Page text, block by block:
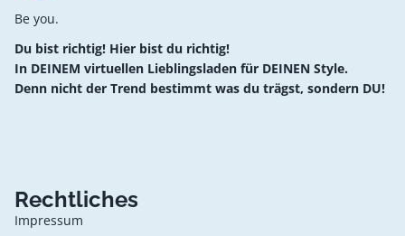
Be you.
Du bist richtig! Hier bist du richtig!
In DEINEM virtuellen Lieblingsladen für DEINEN Style.
Denn nicht der Trend bestimmt was du trägst, sondern DU!
Rechtliches
Impressum